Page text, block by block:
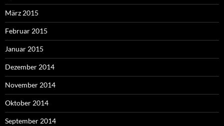
März 2015
Februar 2015
Januar 2015
Dezember 2014
November 2014
Oktober 2014
September 2014